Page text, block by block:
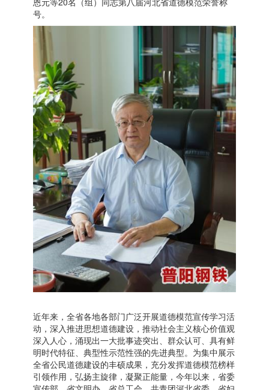
号。
近年来，全省各地各部门广泛开展道德模范宣传学习活
动，深入推进思想道德建设，推动社会主义核心价值观
深入人心，涌现出一大批事迹突出、群众认可、具有鲜
明时代特征、典型性示范性强的先进典型。为集中展示
全省公民道德建设的丰硕成果，充分发挥道德模范榜样
引领作用，弘扬主旋律，凝聚正能量，今年以来，省委